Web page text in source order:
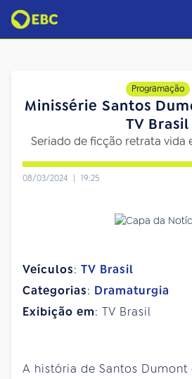
Programação
Minissérie Santos
TV Brasil
Seriado de ficção retrata vida
08/03/2024 | 19:25
Veículos: TV Brasil
Categorias: Dramaturgia
Exibição em: TV Brasil
A história de Santos Dumont